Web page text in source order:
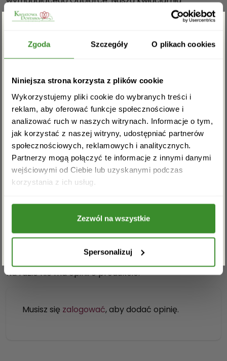
Zgoda Szczegóły O plikach cookies
Niniejsza strona korzysta z plików cookie
Wykorzystujemy pliki cookie do wybranych treści i
reklam, aby oferować funkcje społecznościowe i
analizować ruch w naszych witrynach. Informacje o tym,
jak korzystać z naszej witryny, udostępniać partnerów
społecznościowych, reklamowych i analitycznych.
Partnerzy mogą połączyć te informacje z innymi danymi
wejściowymi od Ciebie lub uzyskanymi podczas
korzystania z ich usług.
Zezwól na wszystkie
Spersonalizuj
m
internetowa zajmie się dostawą bukietu w wybranym
terminie. Poczta z kwiatami może dotrzeć do
darmowy bilecik przekazać radosne życzenia.
lilia, margaretka, alstromeria – wazon przedstawiony
na zdjęciu jest poglądowy i nie jest objęty dostawą.
Ilość kwiatów:
mały: 5-7 + przybranie,
średni: 9-11 + przybranie,
duży: 13-15 + przybranie,
bardzo duży: 17-19 + przybranie(na zdjęciu
OPINIE
Na razie nie ma opinii o produkcie.
Musisz się zalogować, aby dodać opinię.
Zgarnij rabat -5%
Zapisz się do newslettera i zgarnij
rabat na pierwsze zakupy!
Akceptuję regulamin i wyrażam zgodę na
przetwarzanie powyższych danych osobowych
ZAPISZ SIĘ